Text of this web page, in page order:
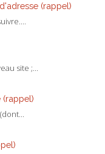
(rappel)
site ;...
(rappel)